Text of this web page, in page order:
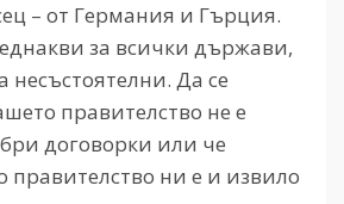
– от Германия и Гърция.
за всички държави,
несъстоятелни. Да се
правителство не е
договорки или че
правителство ни е и извило